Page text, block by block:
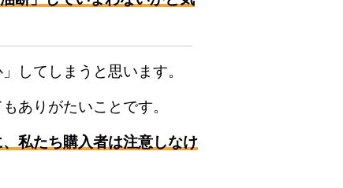
してしまうと思います。
ありがたいことです。
私たち購入者は注意しなけ